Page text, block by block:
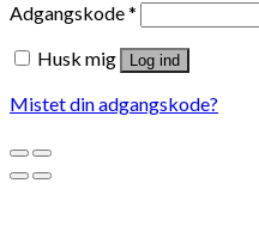
Adgangskode*
Husk mig
Log ind
Mistet din adgangskode?